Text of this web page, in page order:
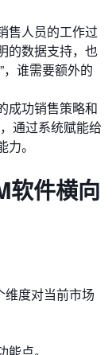
售人员的工作过
的数据支持，也
，谁需要额外的
成功销售策略和
通过系统赋能给
。
软件横向
维度对当前市场